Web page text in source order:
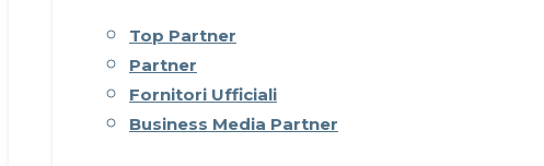
Top Partner
Partner
Fornitori Ufficiali
Business Media Partner